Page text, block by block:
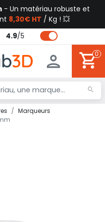
- Un matériau robuste et
8,30€ HT / Kg ! 💥
4.9/5
0
Marqueurs